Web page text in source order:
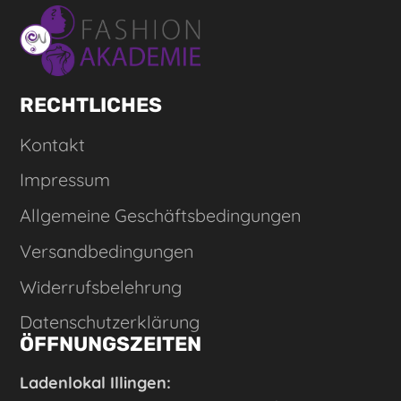
RECHTLICHES
Kontakt
Impressum
Allgemeine Geschäftsbedingungen
Versandbedingungen
Widerrufsbelehrung
Datenschutzerklärung
ÖFFNUNGSZEITEN
Ladenlokal Illingen: